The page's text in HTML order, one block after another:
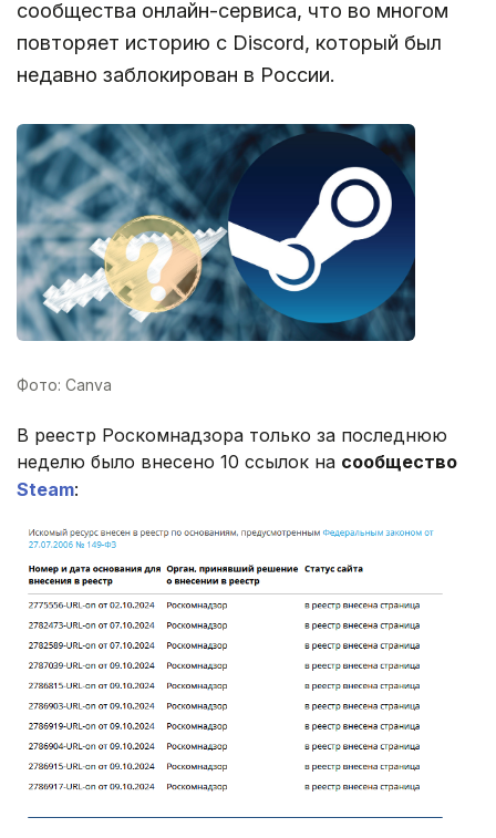
сообщества онлайн-сервиса, что во многом
повторяет историю с Discord, который был
недавно заблокирован в России.
Фото: Canva
В реестр Роскомнадзора только за последнюю
неделю было внесено 10 ссылок на сообщество
Steam: